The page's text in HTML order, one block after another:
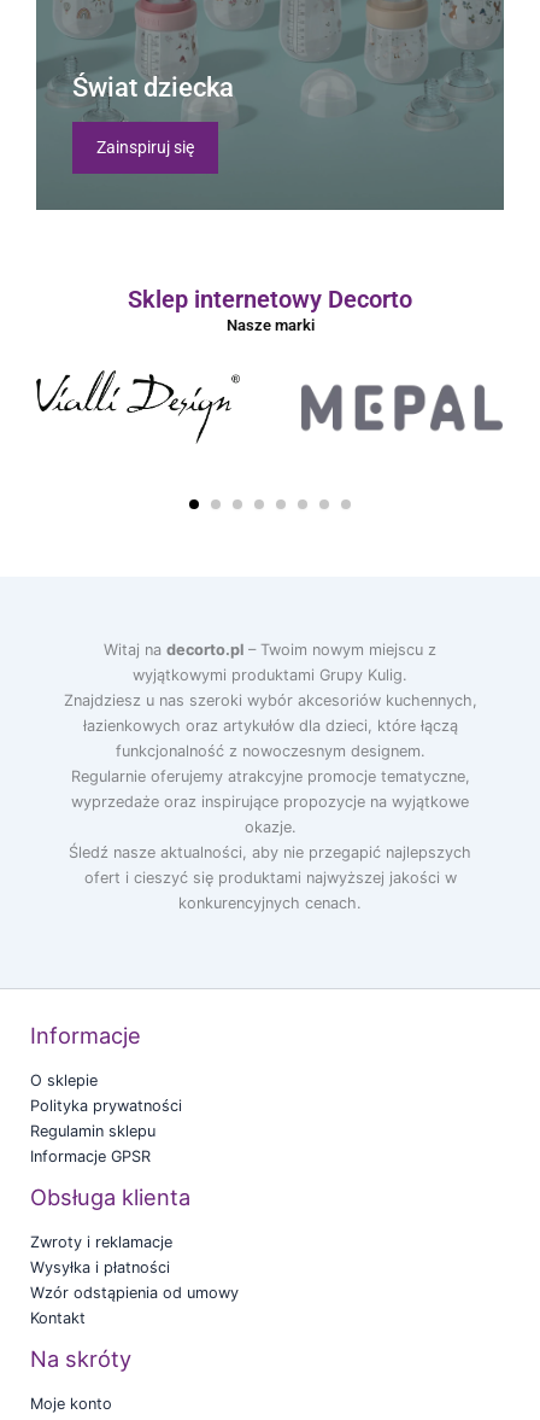
Świat dziecka
Zainspiruj się
Sklep internetowy Decorto
Nasze marki
Witaj na decorto.pl – Twoim nowym miejscu z
wyjątkowymi produktami Grupy Kulig.
Znajdziesz u nas szeroki wybór akcesoriów kuchennych,
łazienkowych oraz artykułów dla dzieci, które łączą
funkcjonalność z nowoczesnym designem.
Regularnie oferujemy atrakcyjne promocje tematyczne,
wyprzedaże oraz inspirujące propozycje na wyjątkowe
okazje.
Śledź nasze aktualności, aby nie przegapić najlepszych
ofert i cieszyć się produktami najwyższej jakości w
konkurencyjnych cenach.
Informacje
O sklepie
Polityka prywatności
Regulamin sklepu
Informacje GPSR
Obsługa klienta
Zwroty i reklamacje
Wysyłka i płatności
Wzór odstąpienia od umowy
Kontakt
Na skróty
Moje konto